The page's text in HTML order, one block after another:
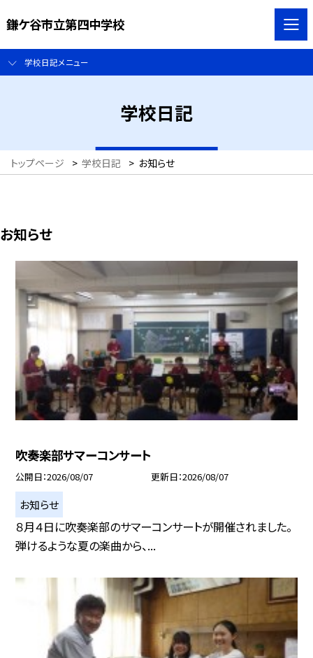
鎌ケ谷市立第四中学校
学校日記メニュー
学校日記
トップページ > 学校日記 > お知らせ
お知らせ
吹奏楽部サマーコンサート
公開日 2026/08/07 更新日 2026/08/07
お知らせ
８月４日に吹奏楽部のサマーコンサートが開催されました。
弾けるような夏の楽曲から、...